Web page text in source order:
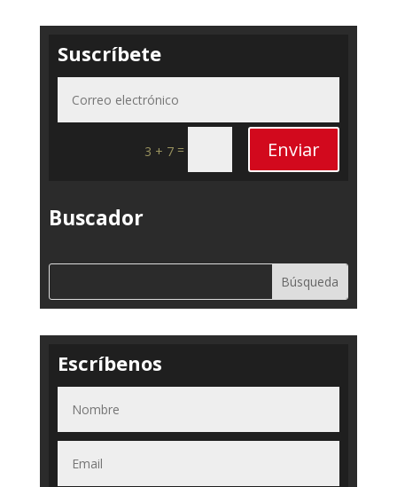
Suscríbete
3 + 7 = Enviar
Buscador
Escríbenos